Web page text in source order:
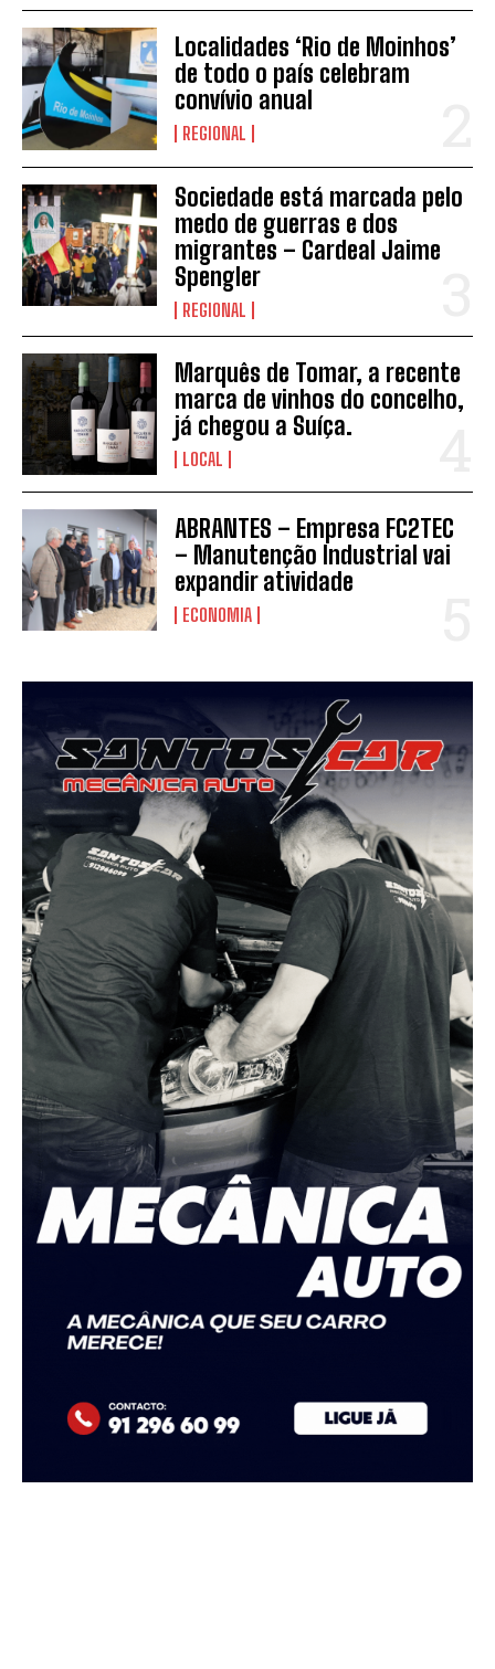
INSCREVER
Localidades ‘Rio de Moinhos’
de todo o país celebram
convívio anual
REGIONAL
Sociedade está marcada pelo
medo de guerras e dos
migrantes – Cardeal Jaime
Spengler
REGIONAL
Marquês de Tomar, a recente
marca de vinhos do concelho,
já chegou a Suíça.
LOCAL
ABRANTES – Empresa FC2TEC
– Manutenção Industrial vai
expandir atividade
ECONOMIA